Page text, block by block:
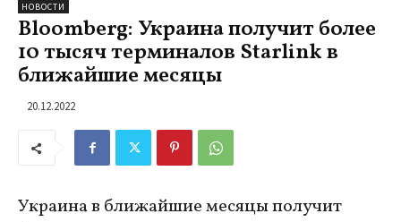
НОВОСТИ
Bloomberg: Украина получит более
10 тысяч терминалов Starlink в
ближайшие месяцы
20.12.2022
Украина в ближайшие месяцы получит